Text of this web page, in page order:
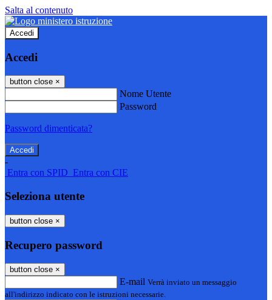
Salta al contenuto
Accedi
Accedi
button close ×
Nome Utente
Password
Password dimenticata?
-
Entra con SPID Entra con CIE
Seleziona utente
button close ×
Recupero password
button close ×
E-mail Verrà inviato un messaggio
all'indirizzo indicato con le istruzioni necessarie.